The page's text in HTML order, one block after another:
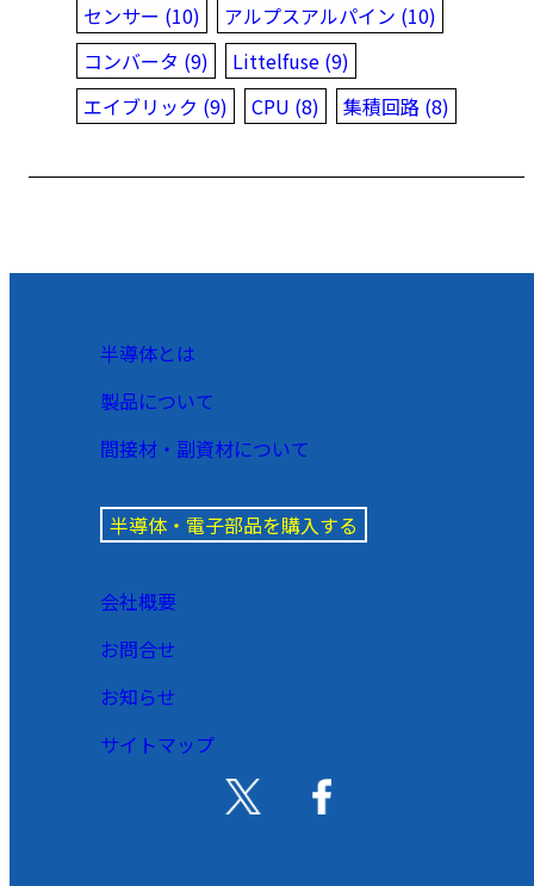
センサー (10)
アルプスアルパイン (10)
コンバータ (9)
Littelfuse (9)
エイブリック (9)
CPU (8) 集積回路 (8)
半導体とは
製品について
間接材・副資材について
半導体・電子部品を購入する
会社概要
お問合せ
お知らせ
サイトマップ